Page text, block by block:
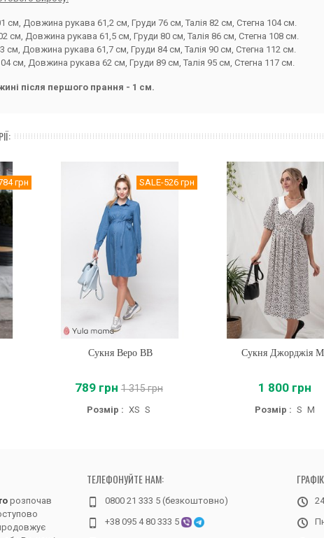
см, Довжина рукава 61,2 см, Груди 76 см, Талія 82 см, Стегна 104 см.
см, Довжина рукава 61,5 см, Груди 80 см, Талія 86 см, Стегна 108 см.
см, Довжина рукава 61,7 см, Груди 84 см, Талія 90 см, Стегна 112 см.
см, Довжина рукава 62 см, Груди 89 см, Талія 95 см, Стегна 117 см.
після першого прання - 1 см.
грн SALE-526 грн
Купити
Сукня Веро BB
789 грн 1 315 грн
Розмір : XS S
Купити
Сукня Джорджія
1 800 грн
Розмір : S M
розпочав
ТЕЛЕФОНУЙТЕ НАМ:
0800 21 333 5 (безкоштовно)
+38 095 4 80 333 5